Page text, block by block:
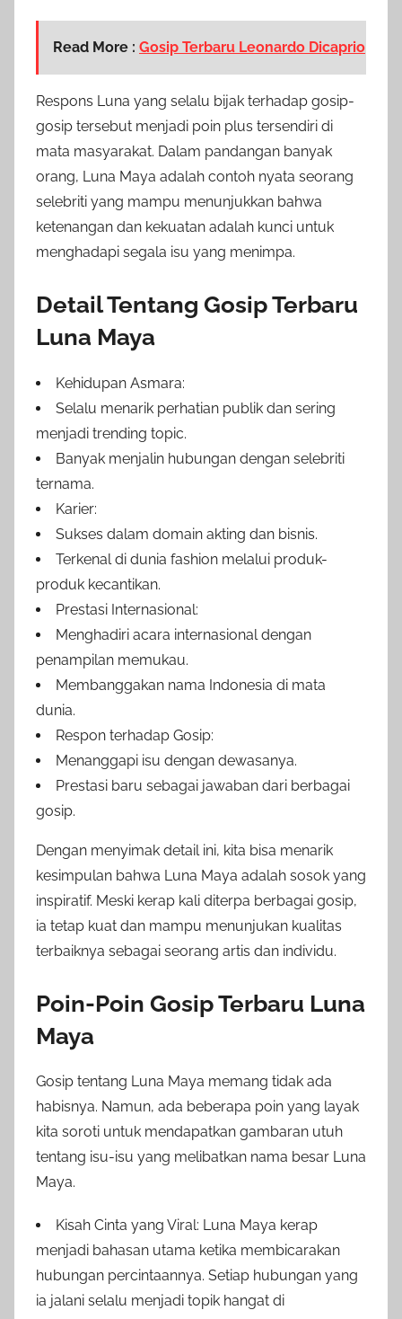
Read More : Gosip Terbaru Leonardo Dicaprio
Respons Luna yang selalu bijak terhadap gosip-
gosip tersebut menjadi poin plus tersendiri di
mata masyarakat. Dalam pandangan banyak
orang, Luna Maya adalah contoh nyata seorang
selebriti yang mampu menunjukkan bahwa
ketenangan dan kekuatan adalah kunci untuk
menghadapi segala isu yang menimpa.
Detail Tentang Gosip Terbaru
Luna Maya
Kehidupan Asmara:
Selalu menarik perhatian publik dan sering
menjadi trending topic.
Banyak menjalin hubungan dengan selebriti
ternama.
Karier:
Sukses dalam domain akting dan bisnis.
Terkenal di dunia fashion melalui produk-
produk kecantikan.
Prestasi Internasional:
Menghadiri acara internasional dengan
penampilan memukau.
Membanggakan nama Indonesia di mata
dunia.
Respon terhadap Gosip:
Menanggapi isu dengan dewasanya.
Prestasi baru sebagai jawaban dari berbagai
gosip.
Dengan menyimak detail ini, kita bisa menarik
kesimpulan bahwa Luna Maya adalah sosok yang
inspiratif. Meski kerap kali diterpa berbagai gosip,
ia tetap kuat dan mampu menunjukan kualitas
terbaiknya sebagai seorang artis dan individu.
Poin-Poin Gosip Terbaru Luna
Maya
Gosip tentang Luna Maya memang tidak ada
habisnya. Namun, ada beberapa poin yang layak
kita soroti untuk mendapatkan gambaran utuh
tentang isu-isu yang melibatkan nama besar Luna
Maya.
Kisah Cinta yang Viral: Luna Maya kerap
menjadi bahasan utama ketika membicarakan
hubungan percintaannya. Setiap hubungan yang
ia jalani selalu menjadi topik hangat di